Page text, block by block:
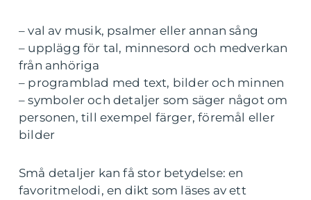
– val av musik, psalmer eller annan sång
– upplägg för tal, minnesord och medverkan
från anhöriga
– programblad med text, bilder och minnen
– symboler och detaljer som säger något om
personen, till exempel färger, föremål eller
bilder
Små detaljer kan få stor betydelse: en
favoritmelodi, en dikt som läses av ett